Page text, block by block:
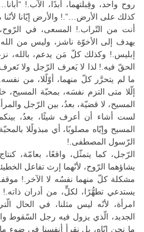
روح واحد، وقِبلتهما، أبدًا، الآب.!
كذلك على الأرض…”.! والأرض إيّانا لأنّنا
أنت من التّراب.! المسعى، في الرّوح،
يهدف إلى الأخوّة ناشز، وليس من
إبليس.! وكذلك كلّ مَن يدعم، بالله،
الحقّ فيه.! لذا لا يَعرف الرّجل ولا تَعرف
ما لم يتحرَّر كلّ منهما، أوّلًلا، من
إلّلا متى التزم نفسَه، بمحبّة
المسيح، لا قضيّة، بعدُ، بين الرّجل
لست أشاء أن أعرف شيئًا، بعدُ،
المسيح وإيّاه مصلوبًا، أي مبذولًلا
الرّسول المصطفى.!
الرّجل، كما يتمثّل، واقعًا، بعامّة،
يشاؤهما الرّوح، لأنّهما إرث تفاعل
مشكلة كلّ منهما نفسُه لا الآخر.!
يستدعي تطهُّرًا، لكلٍّ، من أدران
امرأة، لأنّه ليس مثلنا، في الحال
الجديد، الّذي يزول فيه رجل السّقوط
ما نحن إيّاه، بل نقرأ أنفسنا في ضوء